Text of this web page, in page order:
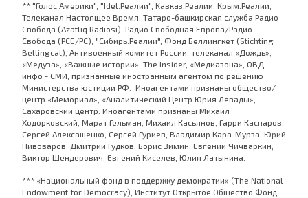
** "Голос Америки", "Idel.Реалии", Кавказ.Реалии, Крым.Реалии,
Телеканал Настоящее Время, Татаро-башкирская служба Радио
Свобода (Azatliq Radiosi), Радио Свободная Европа/Радио
Свобода (PCE/PC), "Сибирь.Реалии", Фонд Беллингкет (Stichting
Bellingcat), Антивоенный комитет России, телеканал «Дождь»,
«Медуза», «Важные истории», The Insider, «Медиазона», ОВД-
инфо - СМИ, признанные иностранным агентом по решению
Министерства юстиции РФ. Иноагентами признаны общество/
центр «Мемориал», «Аналитический Центр Юрия Левады»,
Сахаровский центр. Иноагентами признаны Михаил
Ходорковский, Марат Гельман, Михаил Касьянов, Гарри Каспаров,
Сергей Алексашенко, Сергей Гуриев, Владимир Кара-Мурза, Юрий
Пивоваров, Дмитрий Гудков, Борис Зимин, Евгений Чичваркин,
Виктор Шендерович, Евгений Киселев, Юлия Латынина.
*** «Национальный фонд в поддержку демократии» (The National
Endowment for Democracy), Институт Открытое Общество Фонд